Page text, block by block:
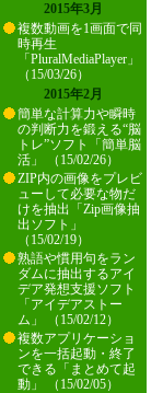
2015年3月
複数動画を1画面で同
時再生
「PluralMediaPlayer」
（15/03/26）
2015年2月
簡単な計算力や瞬時
の判断力を鍛える“脳
トレ”ソフト「簡単脳
活」 （15/02/26）
ZIP内の画像をプレビ
ューして必要な物だ
けを抽出「Zip画像抽
出ソフト」
（15/02/19）
熟語や慣用句をラン
ダムに抽出するアイ
デア発想支援ソフト
「アイデアストー
ム」 （15/02/12）
複数アプリケーショ
ンを一括起動・終了
できる「まとめて起
動」 （15/02/05）